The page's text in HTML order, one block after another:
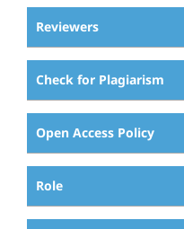
Reviewers
Check for Plagiarism
Open Access Policy
Role